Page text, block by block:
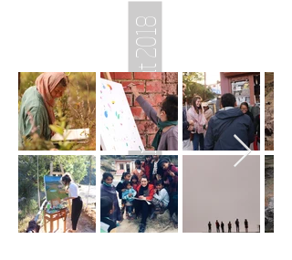
Artists' Point 2018